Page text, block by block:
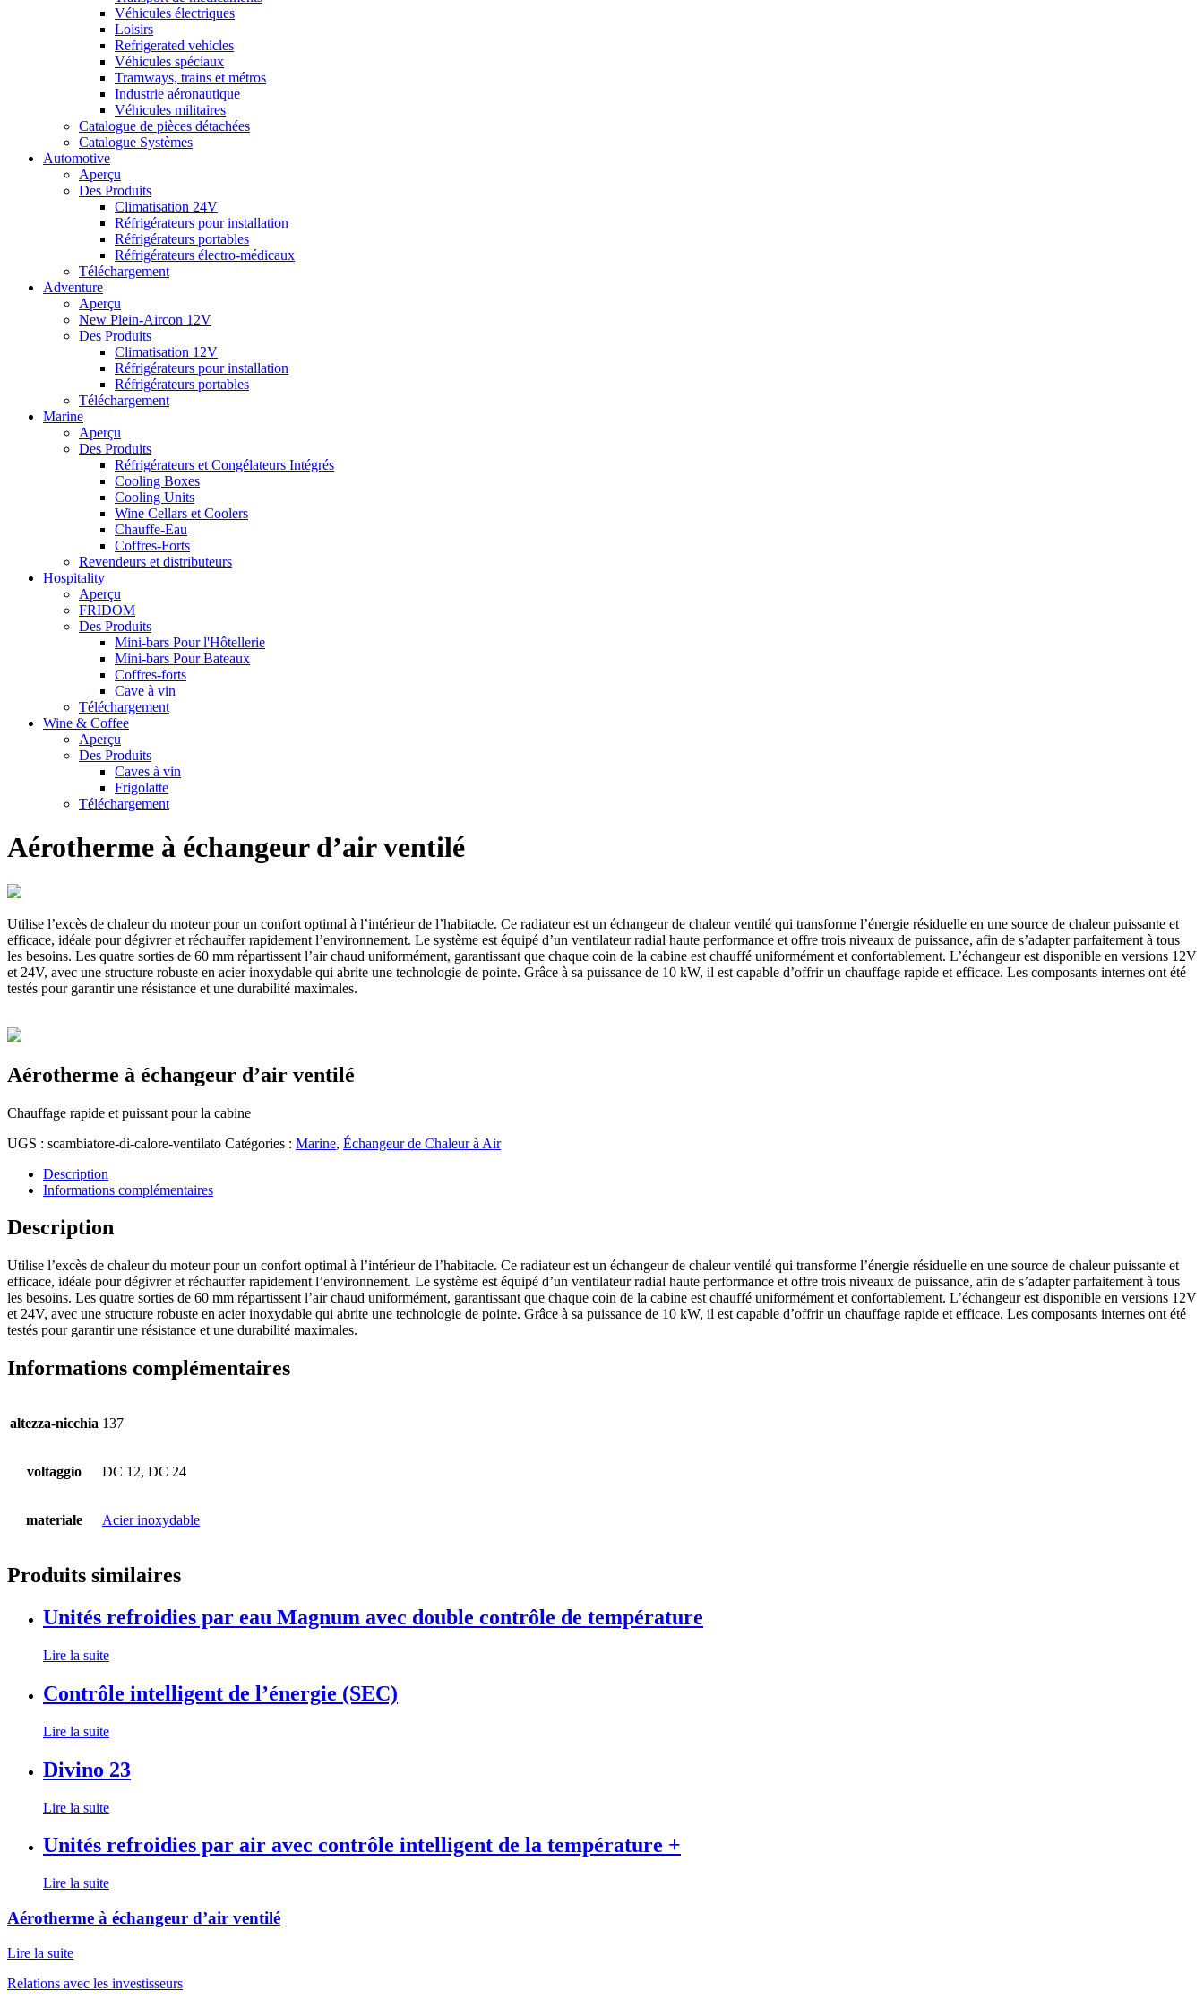
Véhicules électriques
Loisirs
Refrigerated vehicles
Véhicules spéciaux
Tramways, trains et métros
Industrie aéronautique
Véhicules militaires
Catalogue de pièces détachées
Catalogue Systèmes
Automotive
Aperçu
Des Produits
Climatisation 24V
Réfrigérateurs pour installation
Réfrigérateurs portables
Réfrigérateurs électro-médicaux
Téléchargement
Adventure
Aperçu
New Plein-Aircon 12V
Des Produits
Climatisation 12V
Réfrigérateurs pour installation
Réfrigérateurs portables
Téléchargement
Marine
Aperçu
Des Produits
Réfrigérateurs et Congélateurs Intégrés
Cooling Boxes
Cooling Units
Wine Cellars et Coolers
Chauffe-Eau
Coffres-Forts
Revendeurs et distributeurs
Hospitality
Aperçu
FRIDOM
Des Produits
Mini-bars Pour l'Hôtellerie
Mini-bars Pour Bateaux
Coffres-forts
Cave à vin
Téléchargement
Wine & Coffee
Aperçu
Des Produits
Caves à vin
Frigolatte
Téléchargement
Aérotherme à échangeur d’air ventilé
Utilise l’excès de chaleur du moteur pour un confort optimal à l’intérieur de l’habitacle. Ce radiateur est un échangeur de chaleur ventilé qui transforme l’énergie résiduelle en une source de chaleur puissante et
efficace, idéale pour dégivrer et réchauffer rapidement l’environnement. Le système est équipé d’un ventilateur radial haute performance et offre trois niveaux de puissance, afin de s’adapter parfaitement à tous
les besoins. Les quatre sorties de 60 mm répartissent l’air chaud uniformément, garantissant que chaque coin de la cabine est chauffé uniformément et confortablement. L’échangeur est disponible en versions 12V
et 24V, avec une structure robuste en acier inoxydable qui abrite une technologie de pointe. Grâce à sa puissance de 10 kW, il est capable d’offrir un chauffage rapide et efficace. Les composants internes ont été
testés pour garantir une résistance et une durabilité maximales.
Aérotherme à échangeur d’air ventilé
Chauffage rapide et puissant pour la cabine
UGS : scambiatore-di-calore-ventilato Catégories : Marine, Échangeur de Chaleur à Air
Description
Informations complémentaires
Description
Utilise l’excès de chaleur du moteur pour un confort optimal à l’intérieur de l’habitacle. Ce radiateur est un échangeur de chaleur ventilé qui transforme l’énergie résiduelle en une source de chaleur puissante et
efficace, idéale pour dégivrer et réchauffer rapidement l’environnement. Le système est équipé d’un ventilateur radial haute performance et offre trois niveaux de puissance, afin de s’adapter parfaitement à tous
les besoins. Les quatre sorties de 60 mm répartissent l’air chaud uniformément, garantissant que chaque coin de la cabine est chauffé uniformément et confortablement. L’échangeur est disponible en versions 12V
et 24V, avec une structure robuste en acier inoxydable qui abrite une technologie de pointe. Grâce à sa puissance de 10 kW, il est capable d’offrir un chauffage rapide et efficace. Les composants internes ont été
testés pour garantir une résistance et une durabilité maximales.
Informations complémentaires
altezza-nicchia 137
voltaggio DC 12, DC 24
materiale Acier inoxydable
Produits similaires
Unités refroidies par eau Magnum avec double contrôle de température
Lire la suite
Contrôle intelligent de l’énergie (SEC)
Lire la suite
Divino 23
Lire la suite
Unités refroidies par air avec contrôle intelligent de la température +
Lire la suite
Aérotherme à échangeur d’air ventilé
Lire la suite
Relations avec les investisseurs